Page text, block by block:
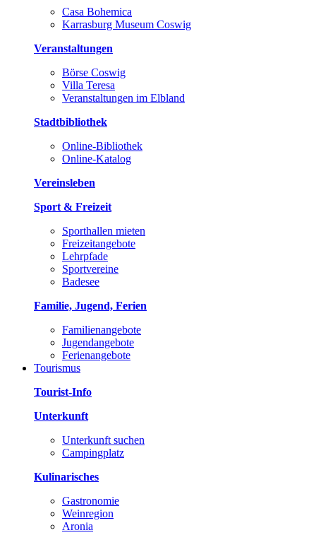
Casa Bohemica
Karrasburg Museum Coswig
Veranstaltungen
Börse Coswig
Villa Teresa
Veranstaltungen im Elbland
Stadtbibliothek
Online-Bibliothek
Online-Katalog
Vereinsleben
Sport & Freizeit
Sporthallen mieten
Freizeitangebote
Lehrpfade
Sportvereine
Badesee
Familie, Jugend, Ferien
Familienangebote
Jugendangebote
Ferienangebote
Tourismus
Tourist-Info
Unterkunft
Unterkunft suchen
Campingplatz
Kulinarisches
Gastronomie
Weinregion
Aronia